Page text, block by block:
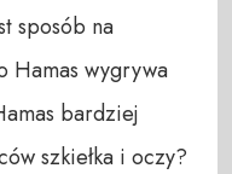
sposób na
Hamas wygrywa
bardziej
szkiełka i oczy?